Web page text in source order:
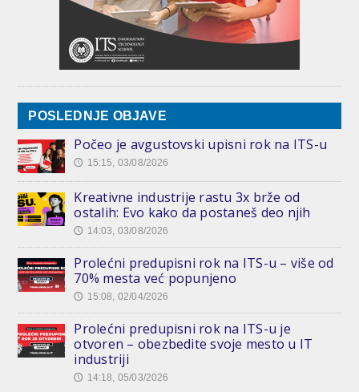
POSLEDNJE OBJAVE
Počeo je avgustovski upisni rok na ITS-u
🕔 15:15, 03/08/2026
Kreativne industrije rastu 3x brže od
ostalih: Evo kako da postaneš deo njih
🕔 14:03, 03/08/2026
Prolećni predupisni rok na ITS-u – više od
70% mesta već popunjeno
🕔 15:08, 02/04/2026
Prolećni predupisni rok na ITS-u je
otvoren – obezbedite svoje mesto u IT
industriji
🕔 14:18, 05/03/2026